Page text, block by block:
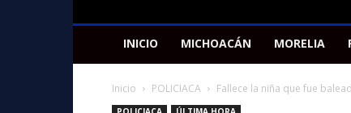
INICIO MICHOACÁN MORELIA
Inicio POLICIACA Fallece la niña que fue